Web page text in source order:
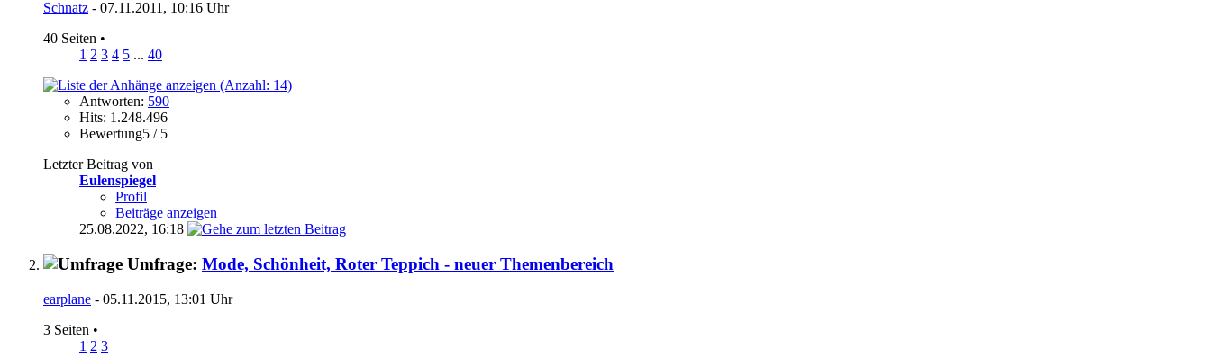
Schnatz - 07.11.2011, 10:16 Uhr
40 Seiten •
1 2 3 4 5 ... 40
Antworten: 590
Hits: 1.248.496
Bewertung5 / 5
Letzter Beitrag von
Eulenspiegel
Profil
Beiträge anzeigen
25.08.2022, 16:18
Umfrage: Mode, Schönheit, Roter Teppich - neuer Themenbereich
earplane - 05.11.2015, 13:01 Uhr
3 Seiten •
1 2 3